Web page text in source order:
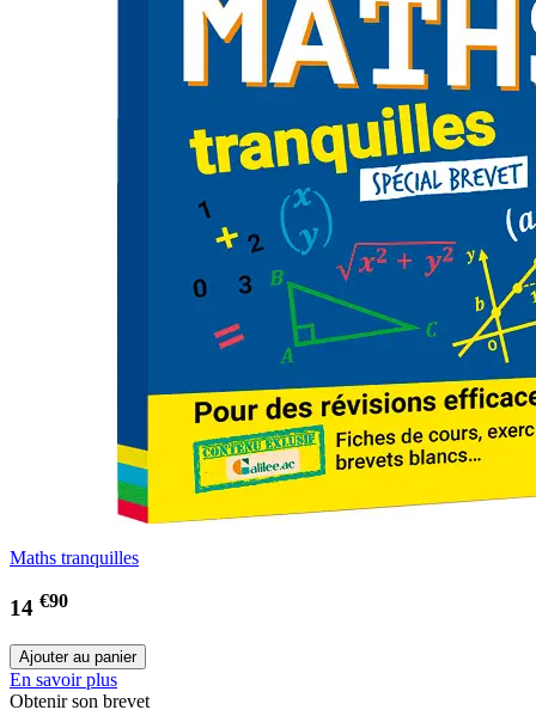
Maths tranquilles
14 €90
En savoir plus
Obtenir son brevet